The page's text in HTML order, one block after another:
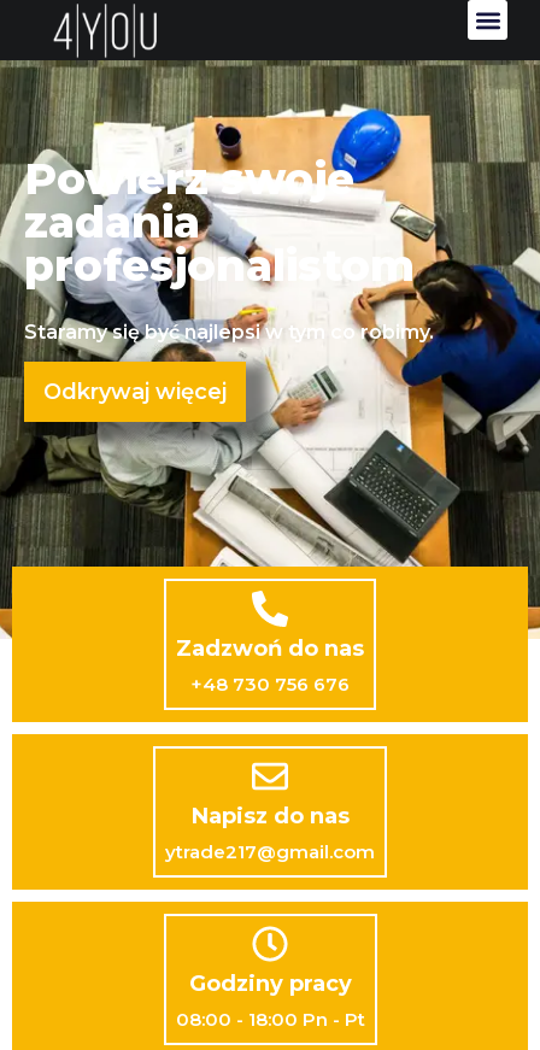
Powierz swoje
zadania
profesjonalistom
Staramy się być najlepsi w tym co robimy.
Odkrywaj więcej
Zadzwoń do nas
+48 730 756 676
Napisz do nas
ytrade217@gmail.com
Godziny pracy
08:00 - 18:00 Pn - Pt